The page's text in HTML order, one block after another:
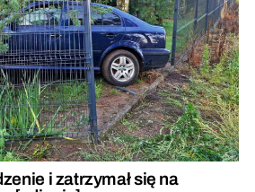
i zatrzymał się na